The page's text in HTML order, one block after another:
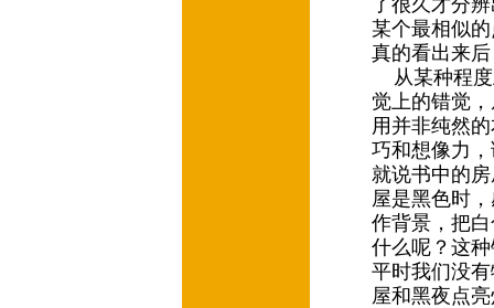
了很久才分
某个最相似
真的看出来
从某种程度
觉上的错觉
用并非纯然
巧和想像力
就说书中的
屋是黑色时
作背景，把
什么呢？这
平时我们没
屋和黑夜点